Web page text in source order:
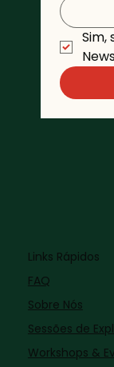
Links Rápidos
FAQ
Sobre Nós
Sessões de
Workshops &
Sim,